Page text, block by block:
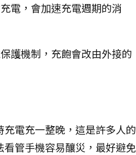
電，會加速充電週期的消
護機制，充飽會改由外接的
電充一整晚，這是許多人的
管手機容易釀災，最好避免